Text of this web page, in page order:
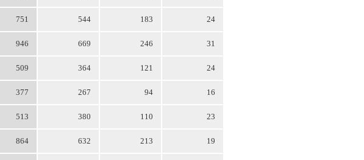
751 544 183 24
946 669 246 31
509 364 121 24
377 267 94 16
513 380 110 23
864 632 213 19